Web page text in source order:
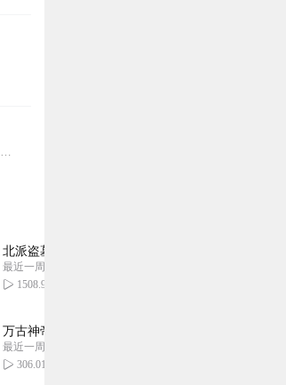
恋爱需要浪漫，但婚姻是一场合作，把恋爱方法照搬到婚姻里，那就很可能出问题。无法适应角色转变，婆媳相处处处碰壁两个人越来越没有共同话题，争吵不断每天只围着孩...
北派盗墓笔记丨头陀渊出品丨悬疑灵异丨摸金校尉
最近一周更新
1508.93万
万古神帝丨玄幻丨热血丨紫襟团队演播丨多人有声
最近一周更新
306.01万